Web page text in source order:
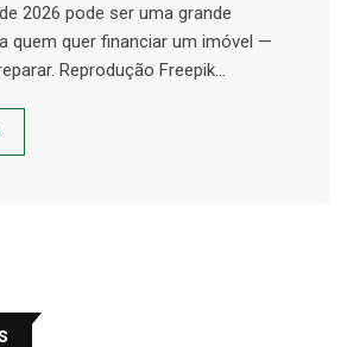
2026 pode ser uma grande
quem quer financiar um imóvel —
Reprodução Freepik…